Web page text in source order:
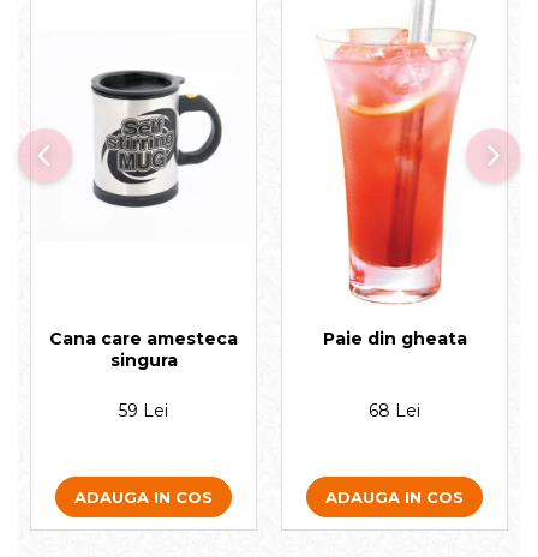
Cana care amesteca
singura
59 Lei
ADAUGA IN COS
Paie din gheata
68 Lei
ADAUGA IN COS